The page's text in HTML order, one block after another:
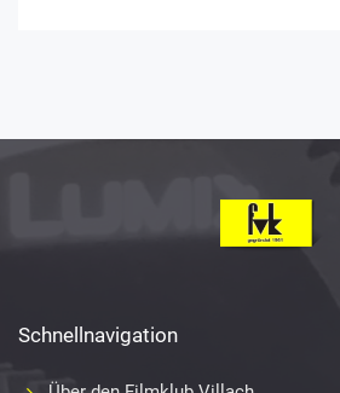
Schnellnavigation